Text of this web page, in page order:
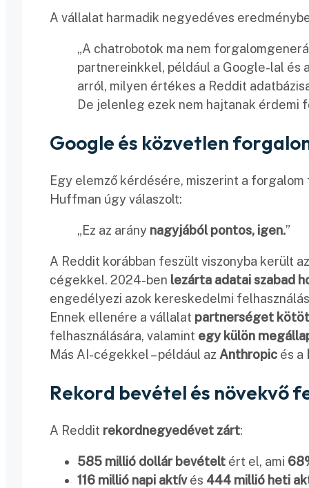
A vállalat harmadik negyedéves
„A chatrobotok ma nem
partnereinkkel, például a Google-lal és
arról, milyen értékes a Reddit
De jelenleg ezek nem hajtanak érdemi
Google és közvetlen
Egy elemző kérdésére, miszerint a
Huffman úgy válaszolt:
„Ez az arány nagyjából pontos, igen.”
A Reddit korábban feszült viszonyba került
cégekkel. 2024-ben lezárta adatai szabad
engedélyezi azok kereskedelmi
Ennek ellenére a vállalat partnerséget
felhasználására, valamint egy külön
Más AI-cégekkel – például az Anthropic és a
Rekord bevétel és növekvő
A Reddit rekordnegyedévet zárt:
585 millió dollár bevételt ért el, ami
116 millió napi aktívés 444 millió heti